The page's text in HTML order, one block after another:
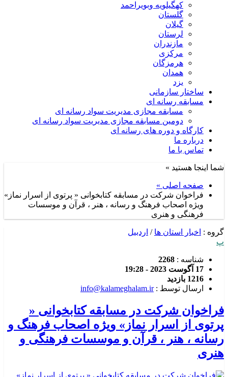
کهگیلویه وبویراحمد
گلستان
گیلان
لرستان
مازندران
مرکزی
هرمزگان
همدان
یزد
ساختار سازمانی
مسابقه رسانه ای
مسابقه مجازی مدیریت سواد رسانه ای
دومین مسابقه مجازی مدیریت سواد رسانه ای
کارگاه و دوره های رسانه ای
درباره ما
تماس با ما
شما اینجا هستید »
صفحه اصلی »
فراخوان شرکت در مسابقه کتابخوانی « پرتوی از اسرار نماز»
ویژه اصحاب فرهنگ و رسانه ، هنر ، قرآن و موسسات
فرهنگی و هنری
گروه : اخبار استان ها / اردبیل
پ
شناسه : 2268
17 آگوست 2023 - 19:28
1216 بازدید
ارسال توسط :info@kalameghalam.ir
فراخوان شرکت در مسابقه کتابخوانی «
پرتوی از اسرار نماز» ویژه اصحاب فرهنگ و
رسانه ، هنر ، قرآن و موسسات فرهنگی و
هنری